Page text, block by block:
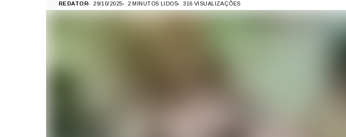
REDATOR 29/10/2025 2 MINUTOS LIDOS 316 VISUALIZAÇÕES